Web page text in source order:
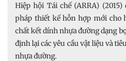
Hiệp hội Tái chế (ARRA)
pháp thiết kế hỗn hợp mới cho
chất kết dính nhựa đường dạng
định lại các yêu cầu vật liệu và
nhựa đường.